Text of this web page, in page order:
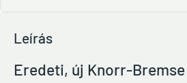
Leírás
Eredeti, új Knorr-